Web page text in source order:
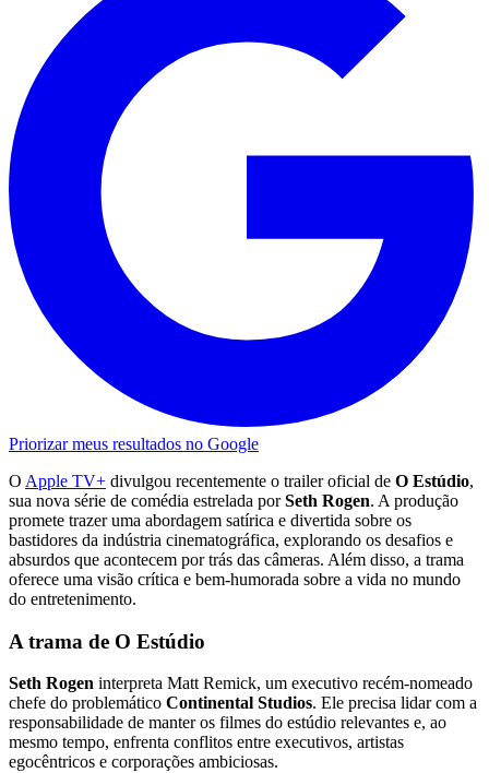
Priorizar meus resultados no Google
O Apple TV+ divulgou recentemente o trailer oficial de O Estúdio,
sua nova série de comédia estrelada porSeth Rogen. A produção
promete trazer uma abordagem satírica e divertida sobre os
bastidores da indústria cinematográfica, explorando os desafios e
absurdos que acontecem por trás das câmeras. Além disso, a trama
oferece uma visão crítica e bem-humorada sobre a vida no mundo
do entretenimento.
A trama de O Estúdio
Seth Rogen interpreta Matt Remick, um executivo recém-nomeado
chefe do problemático Continental Studios. Ele precisa lidar com a
responsabilidade de manter os filmes do estúdio relevantes e, ao
mesmo tempo, enfrenta conflitos entre executivos, artistas
egocêntricos e corporações ambiciosas.